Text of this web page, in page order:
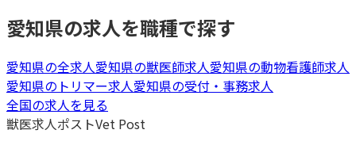
愛知県の求人を職種で探す
愛知県の全求人愛知県の獣医師求人愛知県の動物看護師求人
愛知県の トリマー求人愛知県の受付・事務求人
全国の求人を見る
獣医求人ポストVet Post